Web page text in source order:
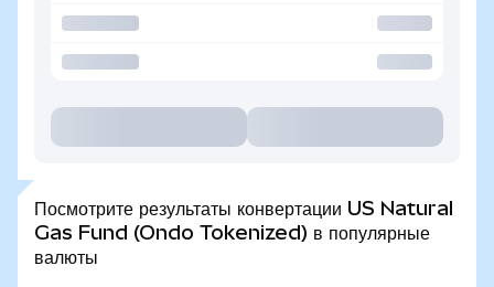
Посмотрите результаты конвертации US Natural
Gas Fund (Ondo Tokenized) в популярные
валюты